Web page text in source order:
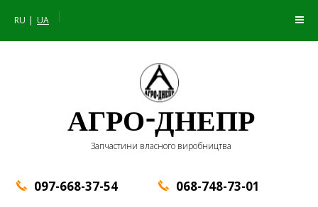
RU UA |
АГРО-ДНЕПР
Запчастини власного виробництва
097-668-37-54
068-748-73-01